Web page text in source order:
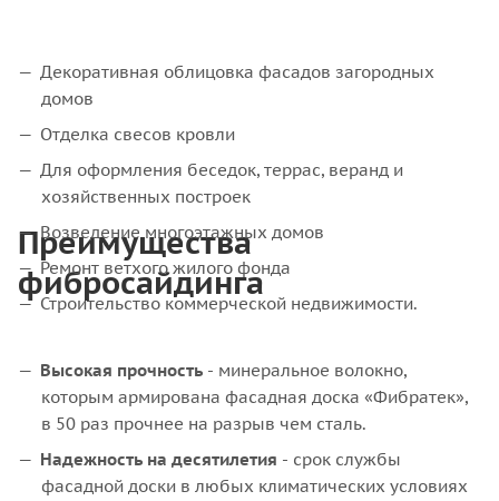
Декоративная облицовка фасадов загородных
домов
Отделка свесов кровли
Для оформления беседок, террас, веранд и
хозяйственных построек
Возведение многоэтажных домов
Ремонт ветхого жилого фонда
Строительство коммерческой недвижимости.
Преимущества
фибросайдинга
Высокая прочность - минеральное волокно,
которым армирована фасадная доска «Фибратек»,
в 50 раз прочнее на разрыв чем сталь.
Надежность на десятилетия - срок службы
фасадной доски в любых климатических условиях